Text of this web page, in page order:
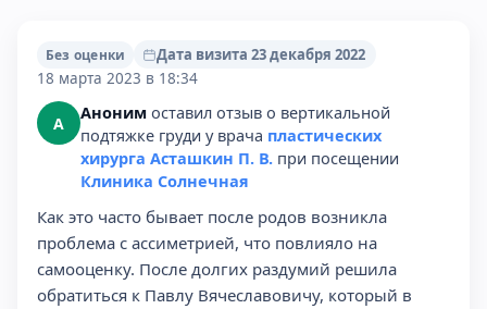
Без оценки
Дата визита 23 декабря 2022
18 марта 2023 в 18:34
А Аноним оставил отзыв о вертикальной
подтяжке груди у врача пластических
хирурга Асташкин П. В. при посещении
Клиника Солнечная
Как это часто бывает после родов возникла
проблема с ассиметрией, что повлияло на
самооценку. После долгих раздумий решила
обратиться к Павлу Вячеславовичу, который в